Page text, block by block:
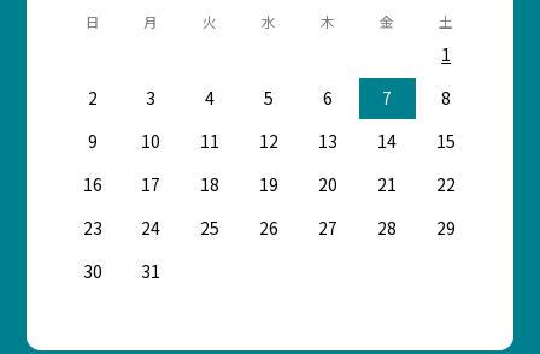
日 月 火 水 木 金 土
1
2
3 4 5 6 7
8
9
10 11 12 13 14
15
16
17 18 19 20 21
22
23
24 25 26 27 28
29
30
31